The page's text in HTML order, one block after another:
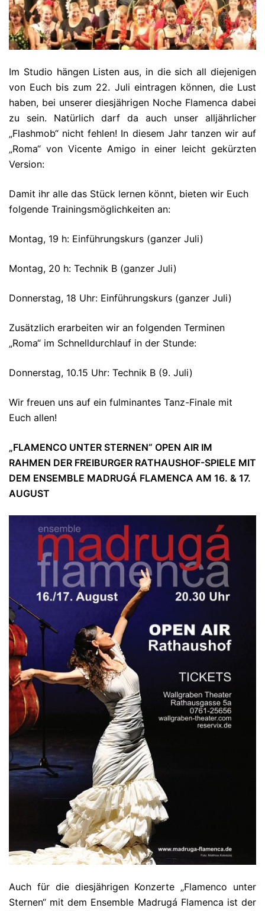
Im Studio hängen Listen aus, in die sich all diejenigen
von Euch bis zum 22. Juli eintragen können, die Lust
haben, bei unserer diesjährigen Noche Flamenca dabei
zu sein. Natürlich darf da auch unser alljährlicher
„Flashmob“ nicht fehlen! In diesem Jahr tanzen wir auf
„Roma“ von Vicente Amigo in einer leicht gekürzten
Version:
Damit ihr alle das Stück lernen könnt, bieten wir Euch
folgende Trainingsmöglichkeiten an:
Montag, 19 h: Einführungskurs (ganzer Juli)
Montag, 20 h: Technik B (ganzer Juli)
Donnerstag, 18 Uhr: Einführungskurs (ganzer Juli)
Zusätzlich erarbeiten wir an folgenden Terminen
„Roma“ im Schnelldurchlauf in der Stunde:
Donnerstag, 10.15 Uhr: Technik B (9. Juli)
Wir freuen uns auf ein fulminantes Tanz-Finale mit
Euch allen!
„FLAMENCO UNTER STERNEN“ OPEN AIR IM
RAHMEN DER FREIBURGER RATHAUSHOF-SPIELE MIT
DEM ENSEMBLE MADRUGÁ FLAMENCA AM 16. & 17.
AUGUST
Auch für die diesjährigen Konzerte „Flamenco unter
Sternen“ mit dem Ensemble Madrugá Flamenca ist der